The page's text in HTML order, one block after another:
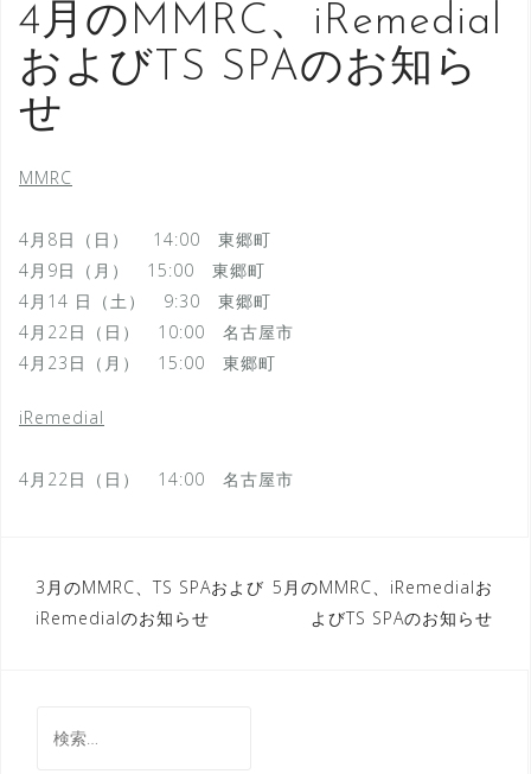
4月のMMRC、iRemedial
およびTS SPAのお知ら
せ
MMRC
4月 8日（ 日 ） 14:00 東郷町
4月 9日 （ 月 ） 15:00 東郷町
4月 14 日（土） 9:30 東郷町
4月 22日（ 日 ） 10:00 名古屋市
4月 23日（ 月 ） 15:00 東郷町
iRemedial
4月 22日（日） 14:00 名古屋市
投
稿
ゲ
3月のMMRC、TS SPAおよび
iRemedialのお知らせ
5月のMMRC、iRemedialお
よびTS SPAのお知らせ
索: